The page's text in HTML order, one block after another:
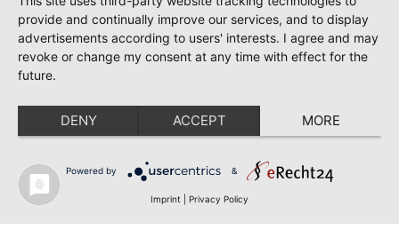
provide and continually improve our services, and to display
advertisements according to users' interests. I agree and may
revoke or change my consent at any time with effect for the
future.
DENY ACCEPT MORE
Powered by &
Imprint Privacy Policy